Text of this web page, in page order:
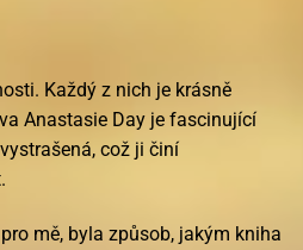
Každý z nich je krásně
Anastasie Day je fascinující
což ji činí
mě, byla způsob, jakým kniha